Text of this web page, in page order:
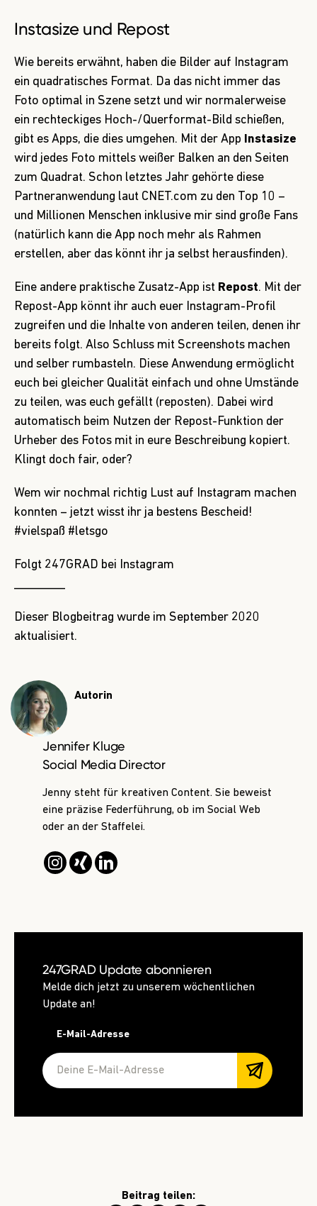
Instasize und Repost
Wie bereits erwähnt, haben die Bilder auf Instagram
ein quadratisches Format. Da das nicht immer das
Foto optimal in Szene setzt und wir normalerweise
ein rechteckiges Hoch-/Querformat-Bild schießen,
gibt es Apps, die dies umgehen. Mit der App Instasize
wird jedes Foto mittels weißer Balken an den Seiten
zum Quadrat. Schon letztes Jahr gehörte diese
Partneranwendung laut CNET.com zu den Top 10 –
und Millionen Menschen inklusive mir sind große Fans
(natürlich kann die App noch mehr als Rahmen
erstellen, aber das könnt ihr ja selbst herausfinden).
Eine andere praktische Zusatz-App ist Repost. Mit der
Repost-App könnt ihr auch euer Instagram-Profil
zugreifen und die Inhalte von anderen teilen, denen ihr
bereits folgt. Also Schluss mit Screenshots machen
und selber rumbasteln. Diese Anwendung ermöglicht
euch bei gleicher Qualität einfach und ohne Umstände
zu teilen, was euch gefällt (reposten). Dabei wird
automatisch beim Nutzen der Repost-Funktion der
Urheber des Fotos mit in eure Beschreibung kopiert.
Klingt doch fair, oder?
Wem wir nochmal richtig Lust auf Instagram machen
konnten – jetzt wisst ihr ja bestens Bescheid!
#vielspaß #letsgo
Folgt 247GRAD bei Instagram
Dieser Blogbeitrag wurde im September 2020
aktualisiert.
Autorin
Jennifer Kluge
Social Media Director
Jenny steht für kreativen Content. Sie beweist
eine präzise Federführung, ob im Social Web
oder an der Staffelei.
247GRAD Update abonnieren
Melde dich jetzt zu unserem wöchentlichen
Update an!
E-Mail-Adresse
Beitrag teilen: